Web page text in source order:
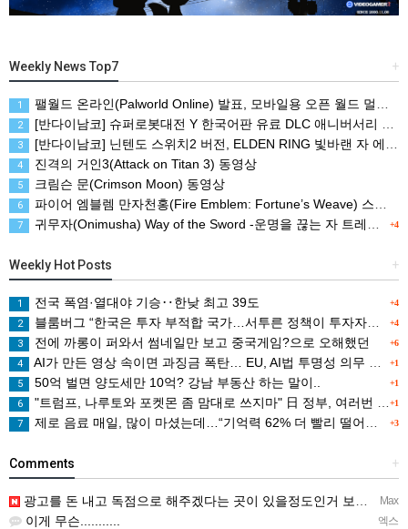
+
Weekly News Top7
1 팰월드 온라인(Palworld Online) 발표, 모바일용 오픈 월드 멀티플레이 생존 크래프트
2 [반다이남코] 슈퍼로봇대전 Y 한국어판 유료 DLC 애니버서리 확장팩, 8월 5일 판매 시작
3 [반다이남코] 닌텐도 스위치2 버전, ELDEN RING 빛바랜 자 에디션 패키지 예약 판매, 8월 5일 시작
4 진격의 거인3(Attack on Titan 3) 동영상
5 크림슨 문(Crimson Moon) 동영상
6 파이어 엠블렘 만자천홍(Fire Emblem: Fortune’s Weave) 스크린샷과 동영상(한국어 자막)
+4
7 귀무자(Onimusha) Way of the Sword -운명을 끊는 자 트레일러
+
Weekly Hot Posts
+4
1 전국 폭염·열대야 기승‥한낮 최고 39도
+4
2 블룸버그 “한국은 투자 부적합 국가…서투른 정책이 투자자에게 트라우마”
+6
3 전에 까롱이 퍼와서 썸네일만 보고 중국게임?으로 오해했던
+1
4 AI가 만든 영상 속이면 과징금 폭탄… EU, AI법 투명성 의무 본격 가동
+1
5 50억 벌면 양도세만 10억? 강남 부동산 하는 말이..
+1
6 "트럼프, 나루토와 포켓몬 좀 맘대로 쓰지마" 日 정부, 여러번 '공식 우려' 표명
+3
7 제로 음료 매일, 많이 마셨는데…“기억력 62% 더 빨리 떨어진다
+
Comments
Max
광고를 돈 내고 독점으로 해주겠다는 곳이 있을정도인거 보면 어마어마한 게임은 맞는듯 ㅡ..ㅡ... 여태까지 …
엑스
이게 무슨...........